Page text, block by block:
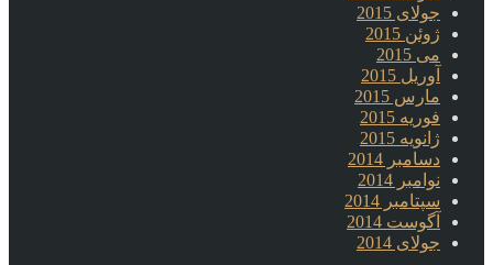
جولای 2015
ژوئن 2015
می 2015
آوریل 2015
مارس 2015
فوریه 2015
ژانویه 2015
دسامبر 2014
نوامبر 2014
سپتامبر 2014
آگوست 2014
جولای 2014